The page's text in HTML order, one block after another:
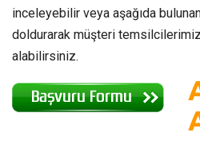
inceleyebilir veya aşağıda
doldurarak müşteri
alabilirsiniz.